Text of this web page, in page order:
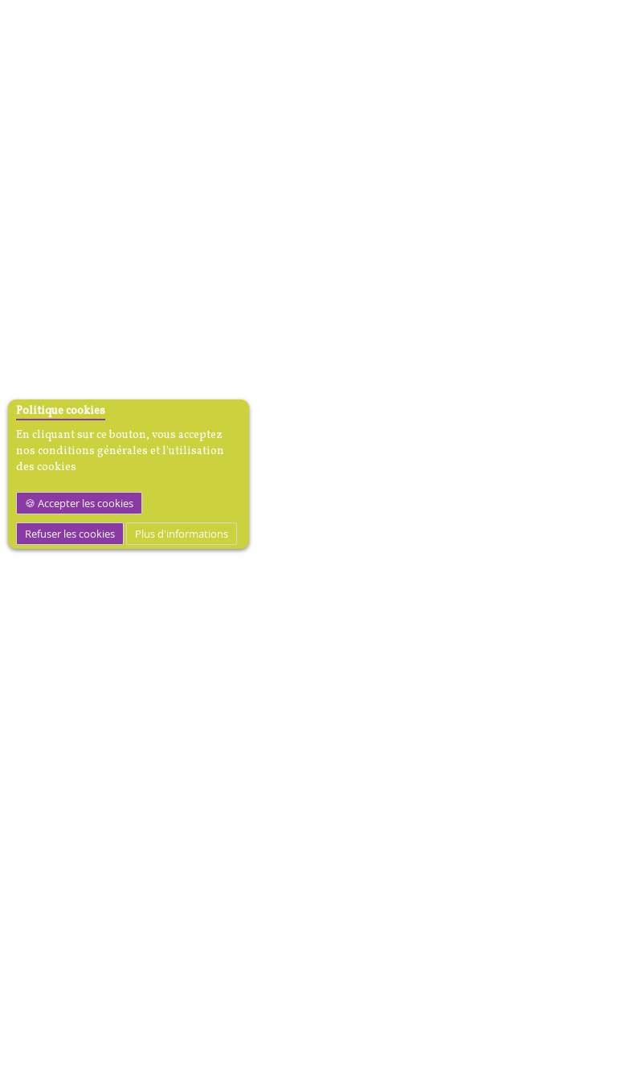
Politique cookies
En cliquant sur ce bouton, vous acceptez
nos conditions générales et l'utilisation
des cookies
Accepter les cookies
Refuser les cookies Plus d'informations